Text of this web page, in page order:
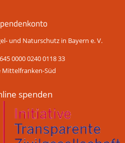
und Naturschutz in Bayern e. V.
0000 0240 0118 33
Mittelfranken-Süd
spenden